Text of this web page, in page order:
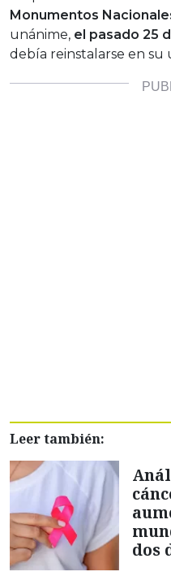
Monumentos
unánime, el pasado 25
debía reinstalarse en su
Leer también:
dos